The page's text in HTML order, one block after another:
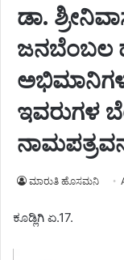
ಡಾ.
ಜನಬೆಂಬಲ
ಇವರುಗಳ
ಮಾರುತಿ ಹೊಸಮನಿ
ಕೂಡ್ಲಿಗಿ ಏ.17.